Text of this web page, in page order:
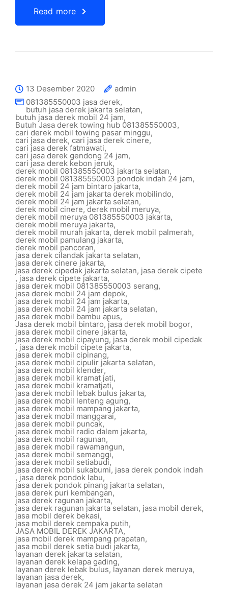
Read more
13 Desember 2020
admin
081385550003 jasa derek,
butuh jasa derek jakarta selatan,
butuh jasa derek mobil 24 jam,
Butuh Jasa derek towing hub 081385550003,
cari derek mobil towing pasar minggu,
cari jasa derek, cari jasa derek cinere,
cari jasa derek fatmawati,
cari jasa derek gendong 24 jam,
cari jasa derek kebon jeruk,
derek mobil 081385550003 jakarta selatan,
derek mobil 081385550003 pondok indah 24 jam,
derek mobil 24 jam bintaro jakarta,
derek mobil 24 jam jakarta derek mobilindo,
derek mobil 24 jam jakarta selatan,
derek mobil cinere,derek mobil meruya,
derek mobil meruya 081385550003 jakarta,
derek mobil meruya jakarta,
derek mobil murah jakarta, derek mobil palmerah,
derek mobil pamulang jakarta,
derek mobil pancoran,
jasa derek cilandak jakarta selatan,
jasa derek cinere jakarta,
jasa derek cipedak jakarta selatan, jasa derek cipete
, jasa derek cipete jakarta,
jasa derek mobil 081385550003 serang,
jasa derek mobil 24 jam depok,
jasa derek mobil 24 jam jakarta,
jasa derek mobil 24 jam jakarta selatan,
jasa derek mobil bambu apus,
Jasa derek mobil bintaro,jasa derek mobil bogor,
jasa derek mobil cinere jakarta,
jasa derek mobil cipayung, jasa derek mobil cipedak
, jasa derek mobil cipete jakarta,
jasa derek mobil cipinang,
jasa derek mobil cipulir jakarta selatan,
jasa derek mobil klender,
jasa derek mobil kramat jati,
jasa derek mobil kramatjati,
jasa derek mobil lebak bulus jakarta,
jasa derek mobil lenteng agung,
jasa derek mobil mampang jakarta,
jasa derek mobil manggarai,
jasa derek mobil puncak,
jasa derek mobil radio dalem jakarta,
jasa derek mobil ragunan,
jasa derek mobil rawamangun,
jasa derek mobil semanggi,
jasa derek mobil setiabudi,
jasa derek mobil sukabumi, jasa derek pondok indah
, jasa derek pondok labu,
jasa derek pondok pinang jakarta selatan,
jasa derek puri kembangan,
jasa derek ragunan jakarta,
jasa derek ragunan jakarta selatan, jasa mobil derek,
jasa mobil derek bekasi,
jasa mobil derek cempaka putih,
JASA MOBIL DEREK JAKARTA,
jasa mobil derek mampang prapatan,
jasa mobil derek setia budi jakarta,
layanan derek jakarta selatan,
layanan derek kelapa gading,
layanan derek lebak bulus, layanan derek meruya,
layanan jasa derek,
layanan jasa derek 24 jam jakarta selatan